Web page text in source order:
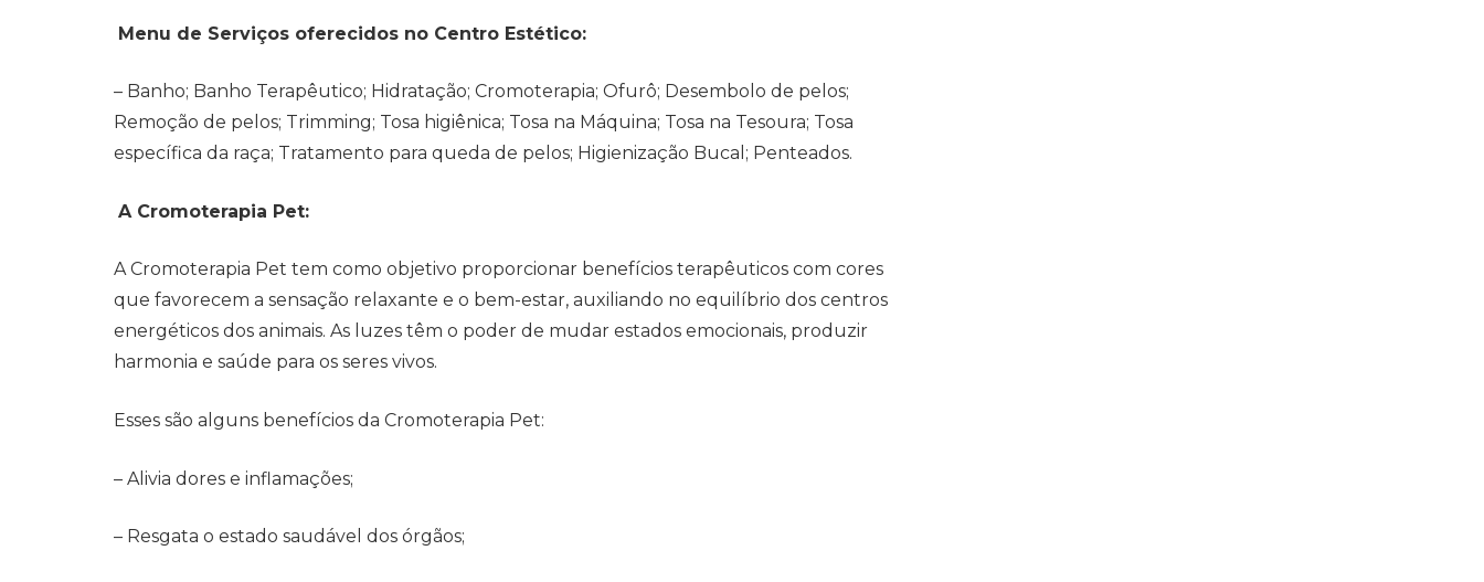
Menu de Serviços oferecidos no Centro Estético:
– Banho; Banho Terapêutico; Hidratação; Cromoterapia; Ofurô; Desembolo de pelos;
Remoção de pelos; Trimming; Tosa higiênica; Tosa na Máquina; Tosa na Tesoura; Tosa
específica da raça; Tratamento para queda de pelos; Higienização Bucal; Penteados.
A Cromoterapia Pet:
A Cromoterapia Pet tem como objetivo proporcionar benefícios terapêuticos com cores
que favorecem a sensação relaxante e o bem-estar, auxiliando no equilíbrio dos centros
energéticos dos animais. As luzes têm o poder de mudar estados emocionais, produzir
harmonia e saúde para os seres vivos.
Esses são alguns benefícios da Cromoterapia Pet:
– Alivia dores e inflamações;
– Resgata o estado saudável dos órgãos;